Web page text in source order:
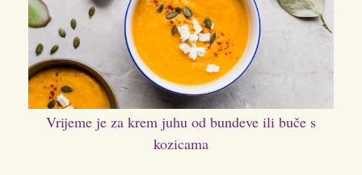
Vrijeme je za krem juhu od bundeve ili buče s
kozicama